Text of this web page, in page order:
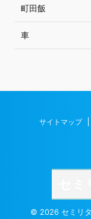
町田飯
車
サイトマップ
© 2026 セミリ